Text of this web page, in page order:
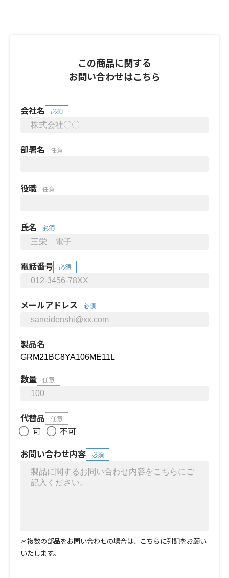
この商品に関する
お問い合わせはこちら
会社名 必須
部署名 任意
役職 任意
氏名 必須
電話番号 必須
メールアドレス 必須
製品名
数量 任意
代替品 任意
可
不可
お問い合わせ内容
必須
＊複数の部品をお問い合わせの場合は、こちらに列記をお願い
いたします。